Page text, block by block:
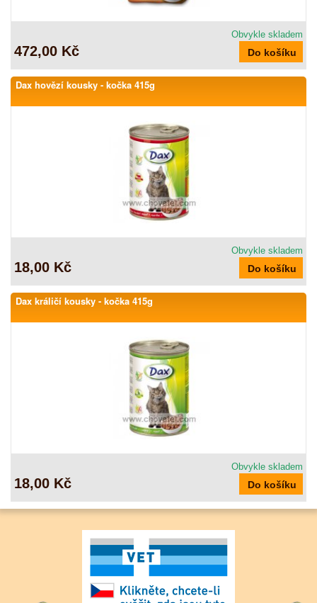
Obvykle skladem
472,00 Kč
Dax hovězí kousky - kočka 415g
Obvykle skladem
18,00 Kč
Dax králičí kousky - kočka 415g
Obvykle skladem
18,00 Kč